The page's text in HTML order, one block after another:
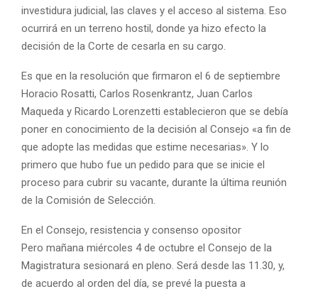
investidura judicial, las claves y el acceso al sistema. Eso
ocurrirá en un terreno hostil, donde ya hizo efecto la
decisión de la Corte de cesarla en su cargo.
Es que en la resolución que firmaron el 6 de septiembre
Horacio Rosatti, Carlos Rosenkrantz, Juan Carlos
Maqueda y Ricardo Lorenzetti establecieron que se debía
poner en conocimiento de la decisión al Consejo «a fin de
que adopte las medidas que estime necesarias». Y lo
primero que hubo fue un pedido para que se inicie el
proceso para cubrir su vacante, durante la última reunión
de la Comisión de Selección.
En el Consejo, resistencia y consenso opositor
Pero mañana miércoles 4 de octubre el Consejo de la
Magistratura sesionará en pleno. Será desde las 11.30, y,
de acuerdo al orden del día, se prevé la puesta a